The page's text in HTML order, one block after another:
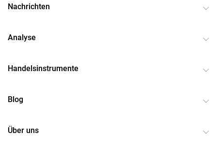
Nachrichten
Analyse
Handelsinstrumente
Blog
Über uns